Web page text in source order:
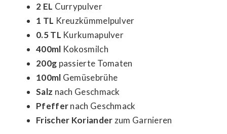
2 EL Currypulver
1 TL Kreuzkümmelpulver
0.5 TL Kurkumapulver
400ml Kokosmilch
200g passierte Tomaten
100ml Gemüsebrühe
Salz nach Geschmack
Pfeffernach Geschmack
Frischer Koriander zum Garnieren